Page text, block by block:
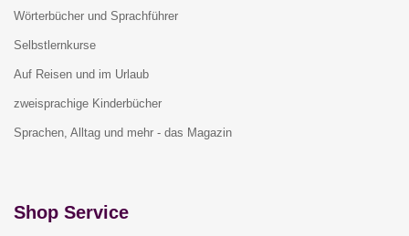
Wörterbücher und Sprachführer
Selbstlernkurse
Auf Reisen und im Urlaub
zweisprachige Kinderbücher
Sprachen, Alltag und mehr - das Magazin
Shop Service